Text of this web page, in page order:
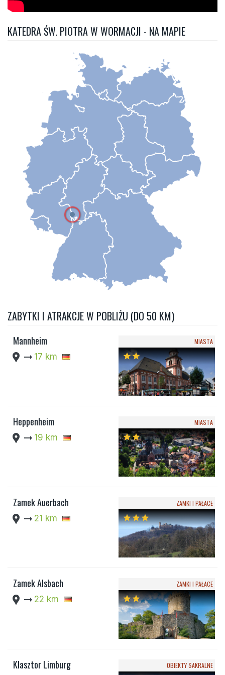
KATEDRA ŚW. PIOTRA W WORMACJI - NA MAPIE
ZABYTKI I ATRAKCJE W POBLIŻU (DO 50 KM)
Mannheim
location_pin arrow_right_alt 17 km
MIASTA
starstar
Heppenheim
location_pin arrow_right_alt 19 km
MIASTA
starstar
Zamek Auerbach
location_pin arrow_right_alt 21 km
ZAMKI I PAŁACE
starstarstar
Zamek Alsbach
location_pin arrow_right_alt 22 km
ZAMKI I PAŁACE
starstar
Klasztor Limburg OBIEKTY SAKRALNE